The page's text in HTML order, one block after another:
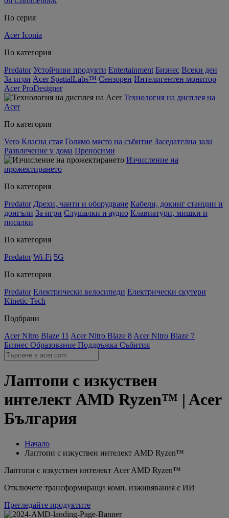
По серия
Acer Iconia
По категория
Predator Устойчиви продукти Entertainment Бизнес Всеки ден
За игри Acer SpatialLabs™ Сензорен Интелигентен монитор
Acer ProDesigner
Технология на дисплея на
Acer
По категория
Vero Класна стая Голямо място на събитие Заседателна зала
Развлечение у дома Преносими
Изчисление на
прожектирането
По категория
Predator Дрехи, чанти и оборудване Кабели, докинг станции и
донгъли За игри Слушалки и аудио Клавиатури, мишки и
писалки
По категория
Predator Wi-Fi 5G
По категория
Predator Електрически велосипеди Електрически скутери
Kinetic Tech
Подбрани
Acer Nitro Blaze 11 Acer Nitro Blaze 8 Acer Nitro Blaze 7
Бизнес Образование Поддръжка Събития
Лаптопи с изкуствен
интелект AMD Ryzen™ | Acer
България
Начало
Лаптопи с изкуствен интелект AMD Ryzen™
Лаптопи с изкуствен интелект Acer AMD Ryzen™
Отключете трансформиращи комп. изживявания с ИИ
Прегледайте продуктите